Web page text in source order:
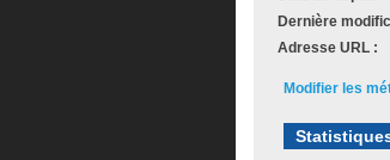
Dernière
Adresse URL :
Modifier les